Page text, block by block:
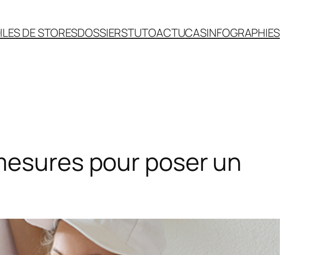
DE STORESDOSSIERSTUTOACTUCASINFOGRAPHIES
pour poser un